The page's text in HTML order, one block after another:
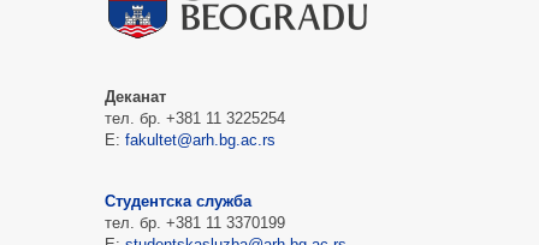
Деканат
тел. бр. +381 11 3225254
Е: fakultet@arh.bg.ac.rs
Студентска служба
тел. бр. +381 11 3370199